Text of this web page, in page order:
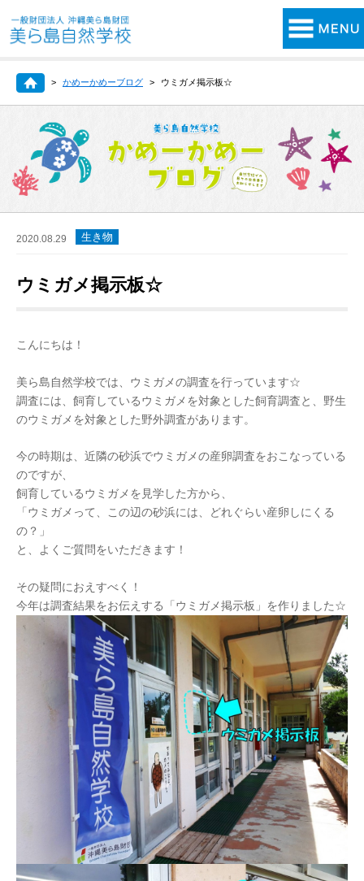
かめーかめーブログ ウミガメ掲示板☆
2020.08.29 生き物
ウミガメ掲示板☆
こんにちは！
美ら島自然学校では、ウミガメの調査を行っています☆
調査には、飼育しているウミガメを対象とした飼育調査と、野生
のウミガメを対象とした野外調査があります。
今の時期は、近隣の砂浜でウミガメの産卵調査をおこなっている
のですが、
飼育しているウミガメを見学した方から、
「ウミガメって、この辺の砂浜には、どれぐらい産卵しにくる
の？」
と、よくご質問をいただきます！
その疑問におえすべく！
今年は調査結果をお伝えする「ウミガメ掲示板」を作りました☆